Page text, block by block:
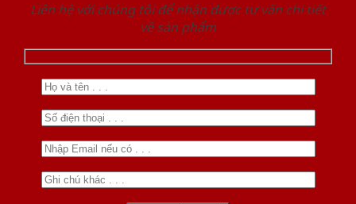
Liên hệ với chúng tôi để nhận được tư vấn chi tiết
về sản phẩm